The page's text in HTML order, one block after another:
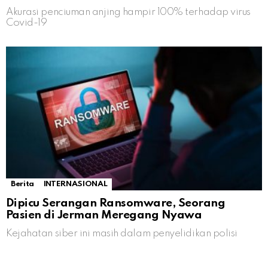
Akurasi penciuman anjing hampir 100% terhadap virus
Covid-19
Berita INTERNASIONAL
Dipicu Serangan Ransomware, Seorang
Pasien di Jerman Meregang Nyawa
Kejahatan siber ini masih dalam penyelidikan polisi